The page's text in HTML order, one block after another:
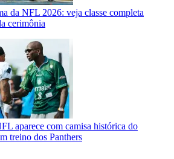
da NFL 2026: veja classe completa
cerimônia
aparece com camisa histórica do
treino dos Panthers